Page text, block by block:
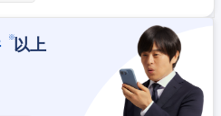
営・庶務業務 ■契約書管理・レビュ
画運営 ■コンプライアンス活動 ■顧問
と法務の双方から会社の運営基盤を支
額支給で、フルフレックスやテレワー
※以上